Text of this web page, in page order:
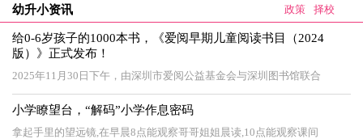
幼升小资讯 政策 择校
给0-6岁孩子的1000本书，《爱阅早期儿童阅读书目（2024
版）》正式发布！
2025年11月30日下午，由深圳市爱阅公益基金会与深圳图书馆联合
小学瞭望台，“解码”小学作息密码
拿起手里的望远镜,在早晨8点能观察哥哥姐姐晨读,10点能观察课间